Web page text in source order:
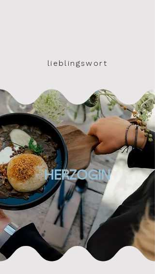
lieblingswort
HERZOGIN